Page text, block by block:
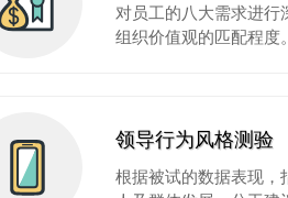
对员工的八大需求进
组织价值观的匹配程度
领导行为风格测验
根据被试的数据表现，